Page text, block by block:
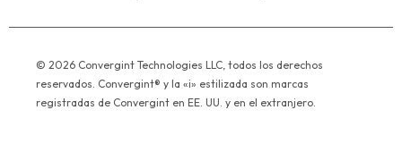
© 2026 Convergint Technologies LLC, todos los derechos
reservados. Convergint® y la «i» estilizada son marcas
registradas de Convergint en EE. UU. y en el extranjero.